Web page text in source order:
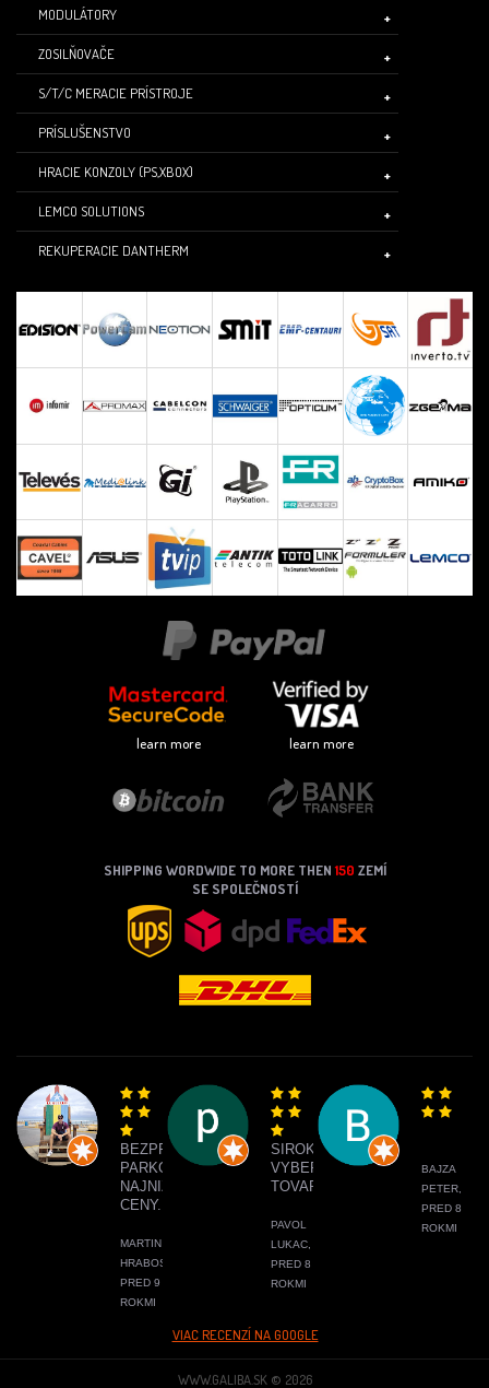
MODULÁTORY
ZOSILŇOVAČE
S/T/C MERACIE PRÍSTROJE
PRÍSLUŠENSTVO
HRACIE KONZOLY (PS,XBOX)
LEMCO SOLUTIONS
REKUPERACIE DANTHERM
learn more learn more
SHIPPING WORDWIDE TO MORE THEN150 ZEMÍ
SE SPOLEČNOSTÍ
BEZPROBLÉMOVÉ
PARKOVANIE,
NAJNIŽŠIE
CENY.
MARTIN
HRABOS,
PRED 9
ROKMI
SIROKY
VYBER
TOVARU
PAVOL
LUKAC,
PRED 8
ROKMI
BAJZA
PETER,
PRED 8
ROKMI
VIAC RECENZÍ NA GOOGLE
WWW.GALIBA.SK © 2026